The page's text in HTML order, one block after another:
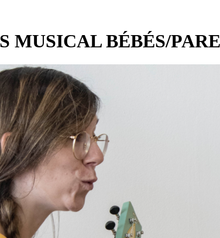
MUSICAL BÉBÉS/